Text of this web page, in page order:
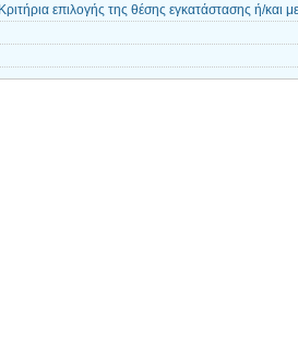
επιλογής της θέσης εγκατάστασης ή/και